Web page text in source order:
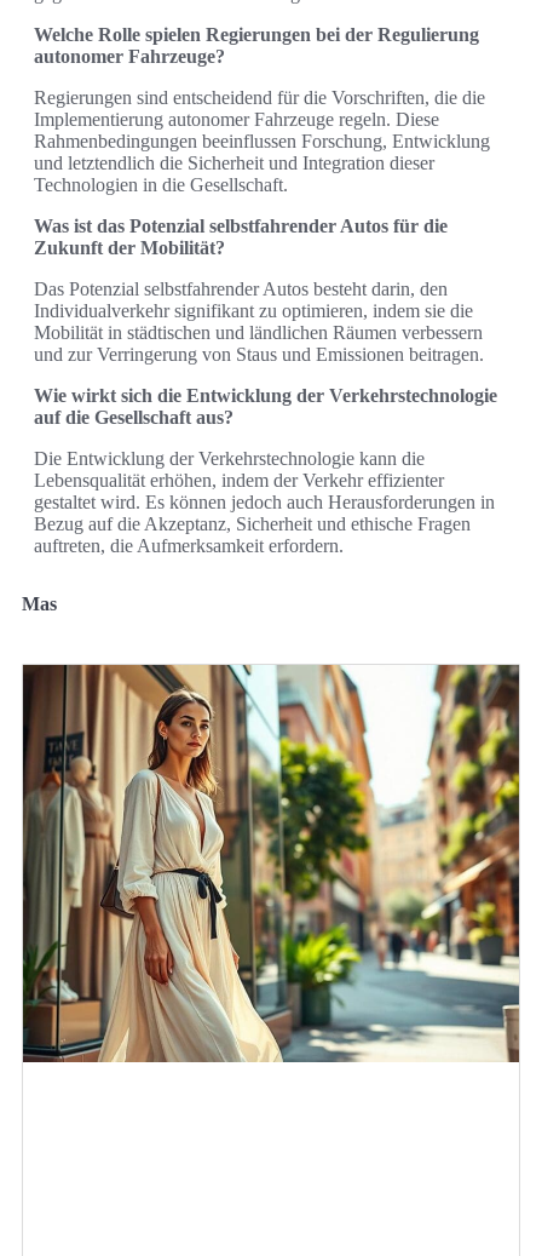
Welche Rolle spielen Regierungen bei der Regulierung
autonomer Fahrzeuge?
Regierungen sind entscheidend für die Vorschriften, die die
Implementierung autonomer Fahrzeuge regeln. Diese
Rahmenbedingungen beeinflussen Forschung, Entwicklung
und letztendlich die Sicherheit und Integration dieser
Technologien in die Gesellschaft.
Was ist das Potenzial selbstfahrender Autos für die
Zukunft der Mobilität?
Das Potenzial selbstfahrender Autos besteht darin, den
Individualverkehr signifikant zu optimieren, indem sie die
Mobilität in städtischen und ländlichen Räumen verbessern
und zur Verringerung von Staus und Emissionen beitragen.
Wie wirkt sich die Entwicklung der Verkehrstechnologie
auf die Gesellschaft aus?
Die Entwicklung der Verkehrstechnologie kann die
Lebensqualität erhöhen, indem der Verkehr effizienter
gestaltet wird. Es können jedoch auch Herausforderungen in
Bezug auf die Akzeptanz, Sicherheit und ethische Fragen
auftreten, die Aufmerksamkeit erfordern.
Mas